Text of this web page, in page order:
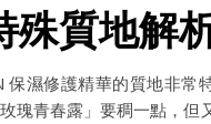
殊質地解
保濕修護精華的質地非常
瑰青春露」要稠一點，但